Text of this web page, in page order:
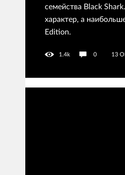
семейства Black
характер, а
Edition.
1.4k 0 13